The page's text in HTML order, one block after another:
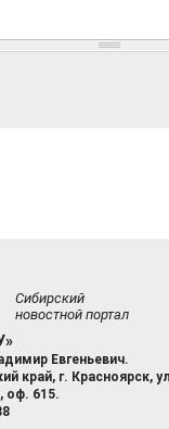
Сибирский
новостной портал
Евгеньевич.
край, г. Красноярск,
оф. 615.